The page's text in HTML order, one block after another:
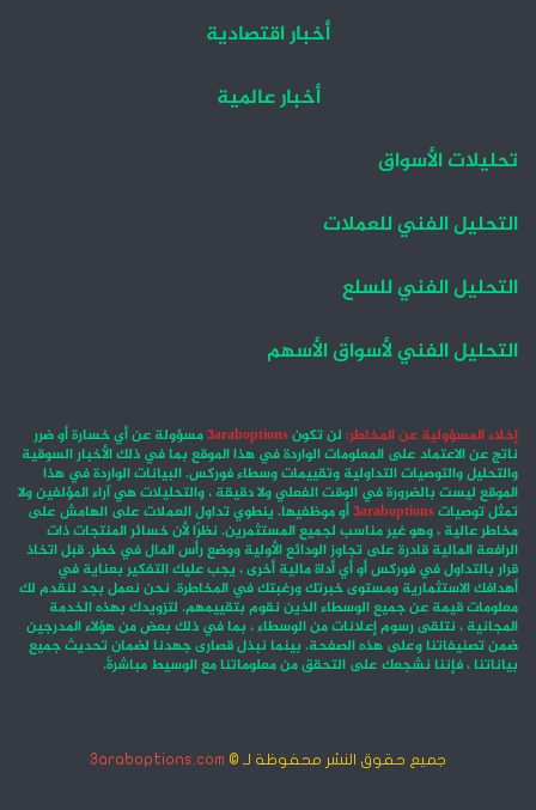
أخبار اقتصادية
أخبار عالمية
تحليلات الأسواق
التحليل الفني للعملات
التحليل الفني للسلع
التحليل الفني لأسواق الأسهم
إخلاء المسؤولية عن المخاطر: لن تكون3araboptionsمسؤولة عن أي خسارة أو ضرر
ناتج عن الاعتماد على المعلومات الواردة في هذا الموقع بما في ذلك الأخبار السوقية
والتحليل والتوصيات التداولية وتقييمات وسطاء فوركس. البيانات الواردة في هذا
الموقع ليست بالضرورة في الوقت الفعلي ولا دقيقة ، والتحليلات هي آراء المؤلفين ولا
تمثل توصيات3araboptionsأو موظفيها. ينطوي تداول العملات على الهامش على
مخاطر عالية ، وهو غير مناسب لجميع المستثمرين. نظرًا لأن خسائر المنتجات ذات
الرافعة المالية قادرة على تجاوز الودائع الأولية ووضع رأس المال في خطر. قبل اتخاذ
قرار بالتداول في فوركس أو أي أداة مالية أخرى ، يجب عليك التفكير بعناية في
أهدافك الاستثمارية ومستوى خبرتك ورغبتك في المخاطرة. نحن نعمل بجد لنقدم لك
معلومات قيمة عن جميع الوسطاء الذين نقوم بتقييمهم. لتزويدك بهذه الخدمة
المجانية ، نتلقى رسوم إعلانات من الوسطاء ، بما في ذلك بعض من هؤلاء المدرجين
ضمن تصنيفاتنا وعلى هذه الصفحة. بينما نبذل قصارى جهدنا لضمان تحديث جميع
بياناتنا ، فإننا نشجعك على التحقق من معلوماتنا مع الوسيط مباشرةً.
جميع حقوق النشر محفوظة لـ © 3araboptions.com